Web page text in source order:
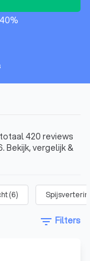
420 reviews
Bekijk, vergelijk &
(6)
filter_list Filters